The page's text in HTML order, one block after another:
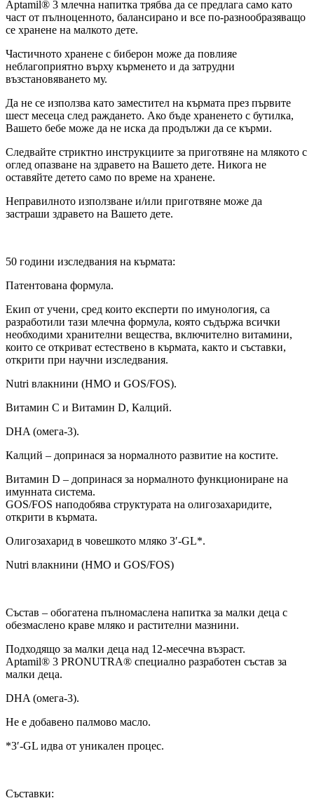
Aptamil® 3 млечна напитка трябва да се предлага само като
част от пълноценното, балансирано и все по-разнообразяващо
се хранене на малкото дете.
Частичното хранене с биберон може да повлияе
неблагоприятно върху кърменето и да затрудни
възстановяването му.
Да не се използва като заместител на кърмата през първите
шест месеца след раждането. Ако бъде храненето с бутилка,
Вашето бебе може да не иска да продължи да се кърми.
Следвайте стриктно инструкциите за приготвяне на млякото с
оглед опазване на здравето на Вашето дете. Никога не
оставяйте детето само по време на хранене.
Неправилното използване и/или приготвяне може да
застраши здравето на Вашето дете.
50 години изследвания на кърмата:
Патентована формула.
Екип от учени, сред които експерти по имунология, са
разработили тази млечна формула, която съдържа всички
необходими хранителни вещества, включително витамини,
които се откриват естествено в кърмата, както и съставки,
открити при научни изследвания.
Nutri влакнини (HMO и GOS/FOS).
Витамин C и Витамин D, Калций.
DHA (омега-3).
Калций – допринася за нормалното развитие на костите.
Витамин D – допринася за нормалното функциониране на
имунната система.
GOS/FOS наподобява структурата на олигозахаридите,
открити в кърмата.
Олигозахарид в човешкото мляко 3′-GL*.
Nutri влакнини (HMO и GOS/FOS)
Състав – обогатена пълномаслена напитка за малки деца с
обезмаслено краве мляко и растителни мазнини.
Подходящо за малки деца над 12-месечна възраст.
Aptamil® 3 PRONUTRA® специално разработен състав за
малки деца.
DHA (омега-3).
Не е добавено палмово масло.
*3′-GL идва от уникален процес.
Съставки: